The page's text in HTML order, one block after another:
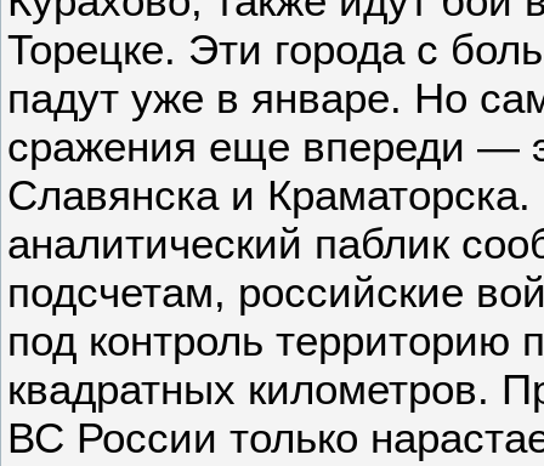
Торецке. Эти города с
падут уже в январе. Но
сражения еще впереди —
Славянска и
аналитический паблик
подсчетам, российские
под контроль
квадратных километров.
ВС России только